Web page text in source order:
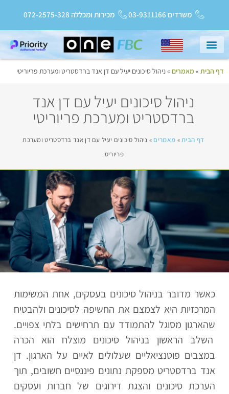
משרדים 03-9311166 מכירות ומכללה 072-2575-328
דף הבית » מאמרים »ניהול סיכונים יעיל עם דן אנד ברדסטריט ומערכת פריוריטי
ניהול סיכונים יעיל עם דן אנד
ברדסטריט ומערכת פריוריטי
דף הבית» מאמרים » ניהול סיכונים יעיל עם דן אנד ברדסטריט ומערכת
פריוריטי
כאשר מדובר בניהול סיכונים בעסקים, אחת המשימות
המרכזיות היא לצמצם את החשיפה לסיכונים ולהבטיח
שהארגון מסוגל להתמודד עם תרחישים בלתי צפויים.
השלב הראשון בניהול סיכונים מוצלח הוא הכרה
במצבים פוטנציאליים שעלולים לאיים על הארגון. דן
אנד ברדסטריט מספקת נתונים פיננסיים חשובים, תוך
הערכת סיכונים והצגת דירוגים של חברות ועסקים